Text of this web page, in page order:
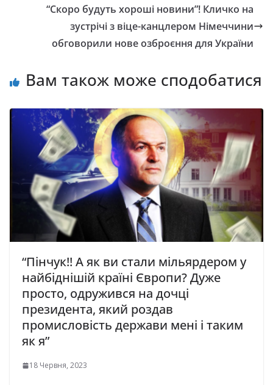
“Скоро будуть хороші новини”! Кличко на
зустрічі з віце-канцлером Німеччини
обговорили нове озброєння для України
Вам також може сподобатися
“Пінчук!! А як ви стали мільярдером у
найбіднішій країні Європи? Дуже
просто, одружився на дочці
президента, який роздав
промисловість держави мені і таким
як я”
18 Червня, 2023